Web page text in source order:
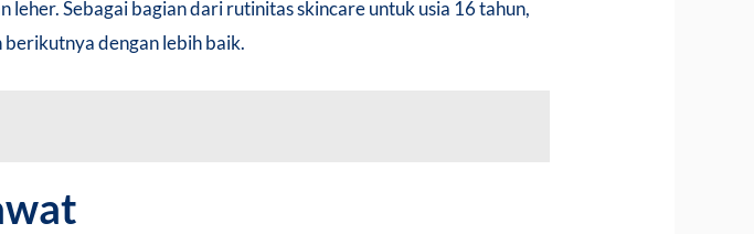
leher. Sebagai bagian dari rutinitas skincare untuk usia 16 tahun,
dengan lebih baik.